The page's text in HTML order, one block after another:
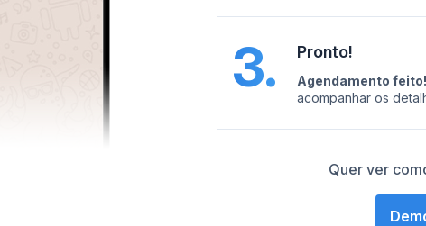
3. Pronto!
Agendamento feito!
acompanhar os
Quer ver